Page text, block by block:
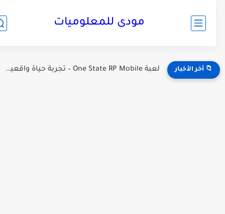
مودى للمعلوميات
📁 آخر الأخبار تحميل وتثبيت أفضل وأخف محاكى أندرويد للكمبيوتر2026 NoxPlayer